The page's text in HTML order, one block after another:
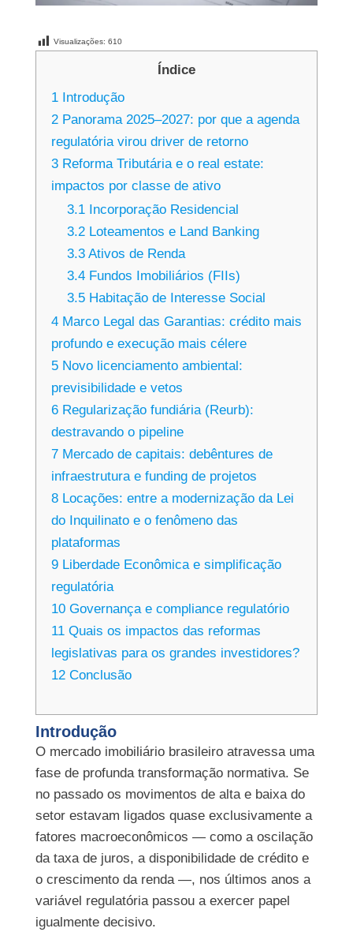
Visualizações: 610
Índice
1 Introdução
2 Panorama 2025–2027: por que a agenda
regulatória virou driver de retorno
3 Reforma Tributária e o real estate:
impactos por classe de ativo
3.1 Incorporação Residencial
3.2 Loteamentos e Land Banking
3.3 Ativos de Renda
3.4 Fundos Imobiliários (FIIs)
3.5 Habitação de Interesse Social
4 Marco Legal das Garantias: crédito mais
profundo e execução mais célere
5 Novo licenciamento ambiental:
previsibilidade e vetos
6 Regularização fundiária (Reurb):
destravando o pipeline
7 Mercado de capitais: debêntures de
infraestrutura e funding de projetos
8 Locações: entre a modernização da Lei
do Inquilinato e o fenômeno das
plataformas
9 Liberdade Econômica e simplificação
regulatória
10 Governança e compliance regulatório
11 Quais os impactos das reformas
legislativas para os grandes investidores?
12 Conclusão
Introdução
O mercado imobiliário brasileiro atravessa uma
fase de profunda transformação normativa. Se
no passado os movimentos de alta e baixa do
setor estavam ligados quase exclusivamente a
fatores macroeconômicos — como a oscilação
da taxa de juros, a disponibilidade de crédito e
o crescimento da renda —, nos últimos anos a
variável regulatória passou a exercer papel
igualmente decisivo.